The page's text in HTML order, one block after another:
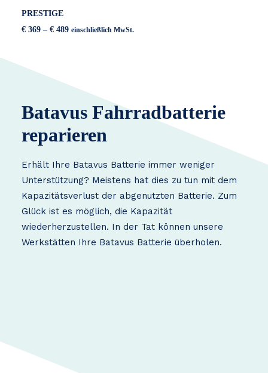
PRESTIGE
€ 369 – € 489Preisspanne:
einschließlich MwSt.
Batavus Fahrradbatterie
reparieren
Erhält Ihre Batavus Batterie immer weniger
Unterstützung? Meistens hat dies zu tun mit dem
Kapazitätsverlust der abgenutzten Batterie. Zum
Glück ist es möglich, die Kapazität
wiederherzustellen. In der Tat können unsere
Werkstätten Ihre Batavus Batterie überholen.